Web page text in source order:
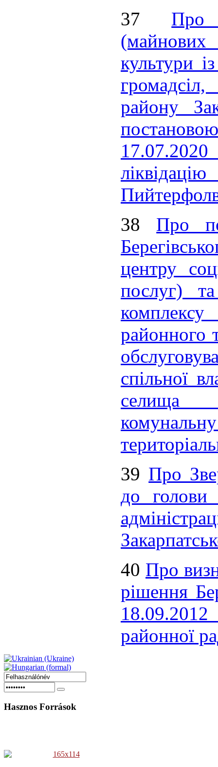
37 Про
(майнових
культури
району
38 Про
центру
послуг)
районного
спільної
селища
39 Про
до голови
40 Про
рішення
18.09.2012
районної
Hasznos Források